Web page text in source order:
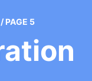
/ PAGE 5